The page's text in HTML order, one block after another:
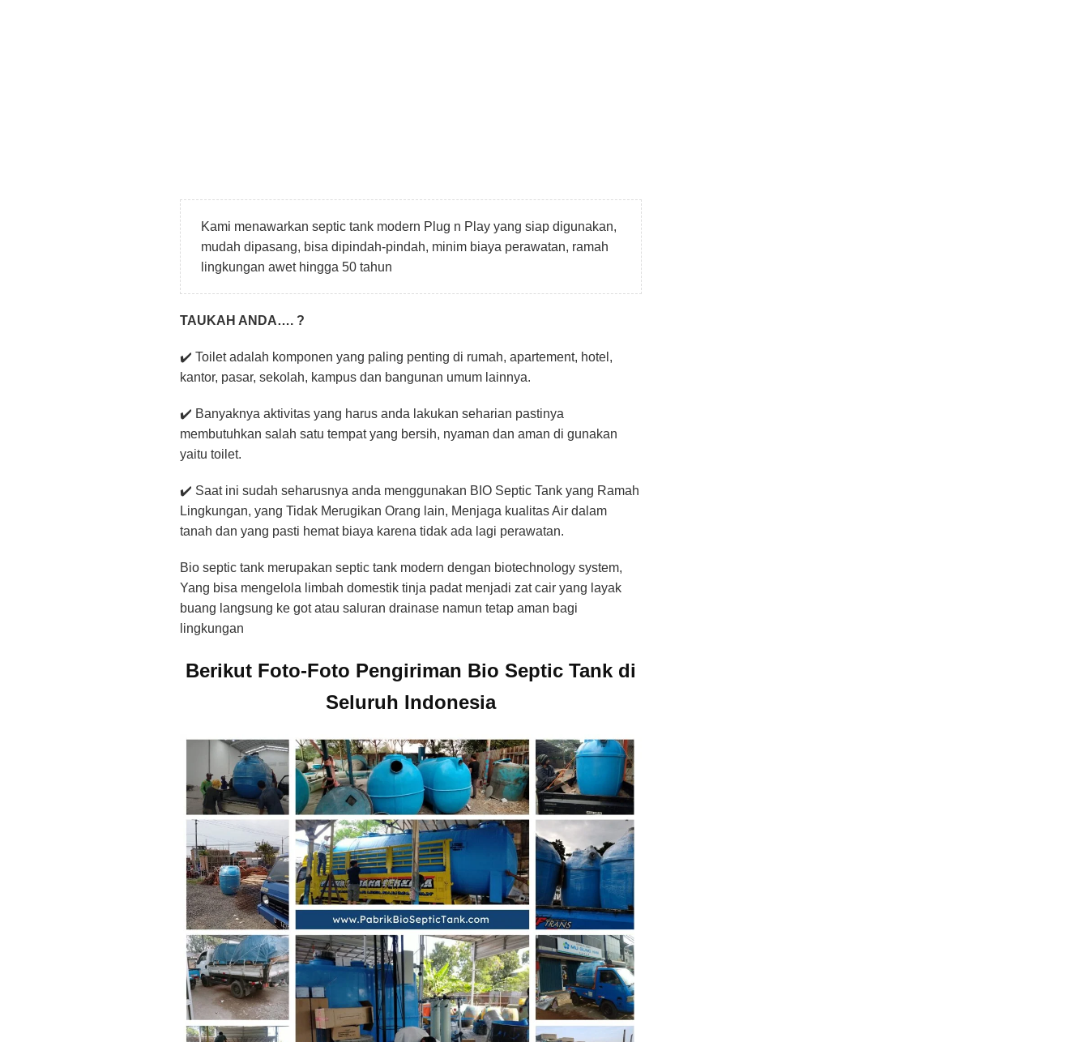
Kami menawarkan septic tank modern Plug n Play yang siap digunakan,
mudah dipasang, bisa dipindah-pindah, minim biaya perawatan, ramah
lingkungan awet hingga 50 tahun
TAUKAH ANDA…. ?
✔️ Toilet adalah komponen yang paling penting di rumah, apartement, hotel,
kantor, pasar, sekolah, kampus dan bangunan umum lainnya.
✔️ Banyaknya aktivitas yang harus anda lakukan seharian pastinya
membutuhkan salah satu tempat yang bersih, nyaman dan aman di gunakan
yaitu toilet.
✔️ Saat ini sudah seharusnya anda menggunakan BIO Septic Tank yang Ramah
Lingkungan, yang Tidak Merugikan Orang lain, Menjaga kualitas Air dalam
tanah dan yang pasti hemat biaya karena tidak ada lagi perawatan.
Bio septic tank merupakan septic tank modern dengan biotechnology system,
Yang bisa mengelola limbah domestik tinja padat menjadi zat cair yang layak
buang langsung ke got atau saluran drainase namun tetap aman bagi
lingkungan
Berikut Foto-Foto Pengiriman Bio Septic Tank di
Seluruh Indonesia